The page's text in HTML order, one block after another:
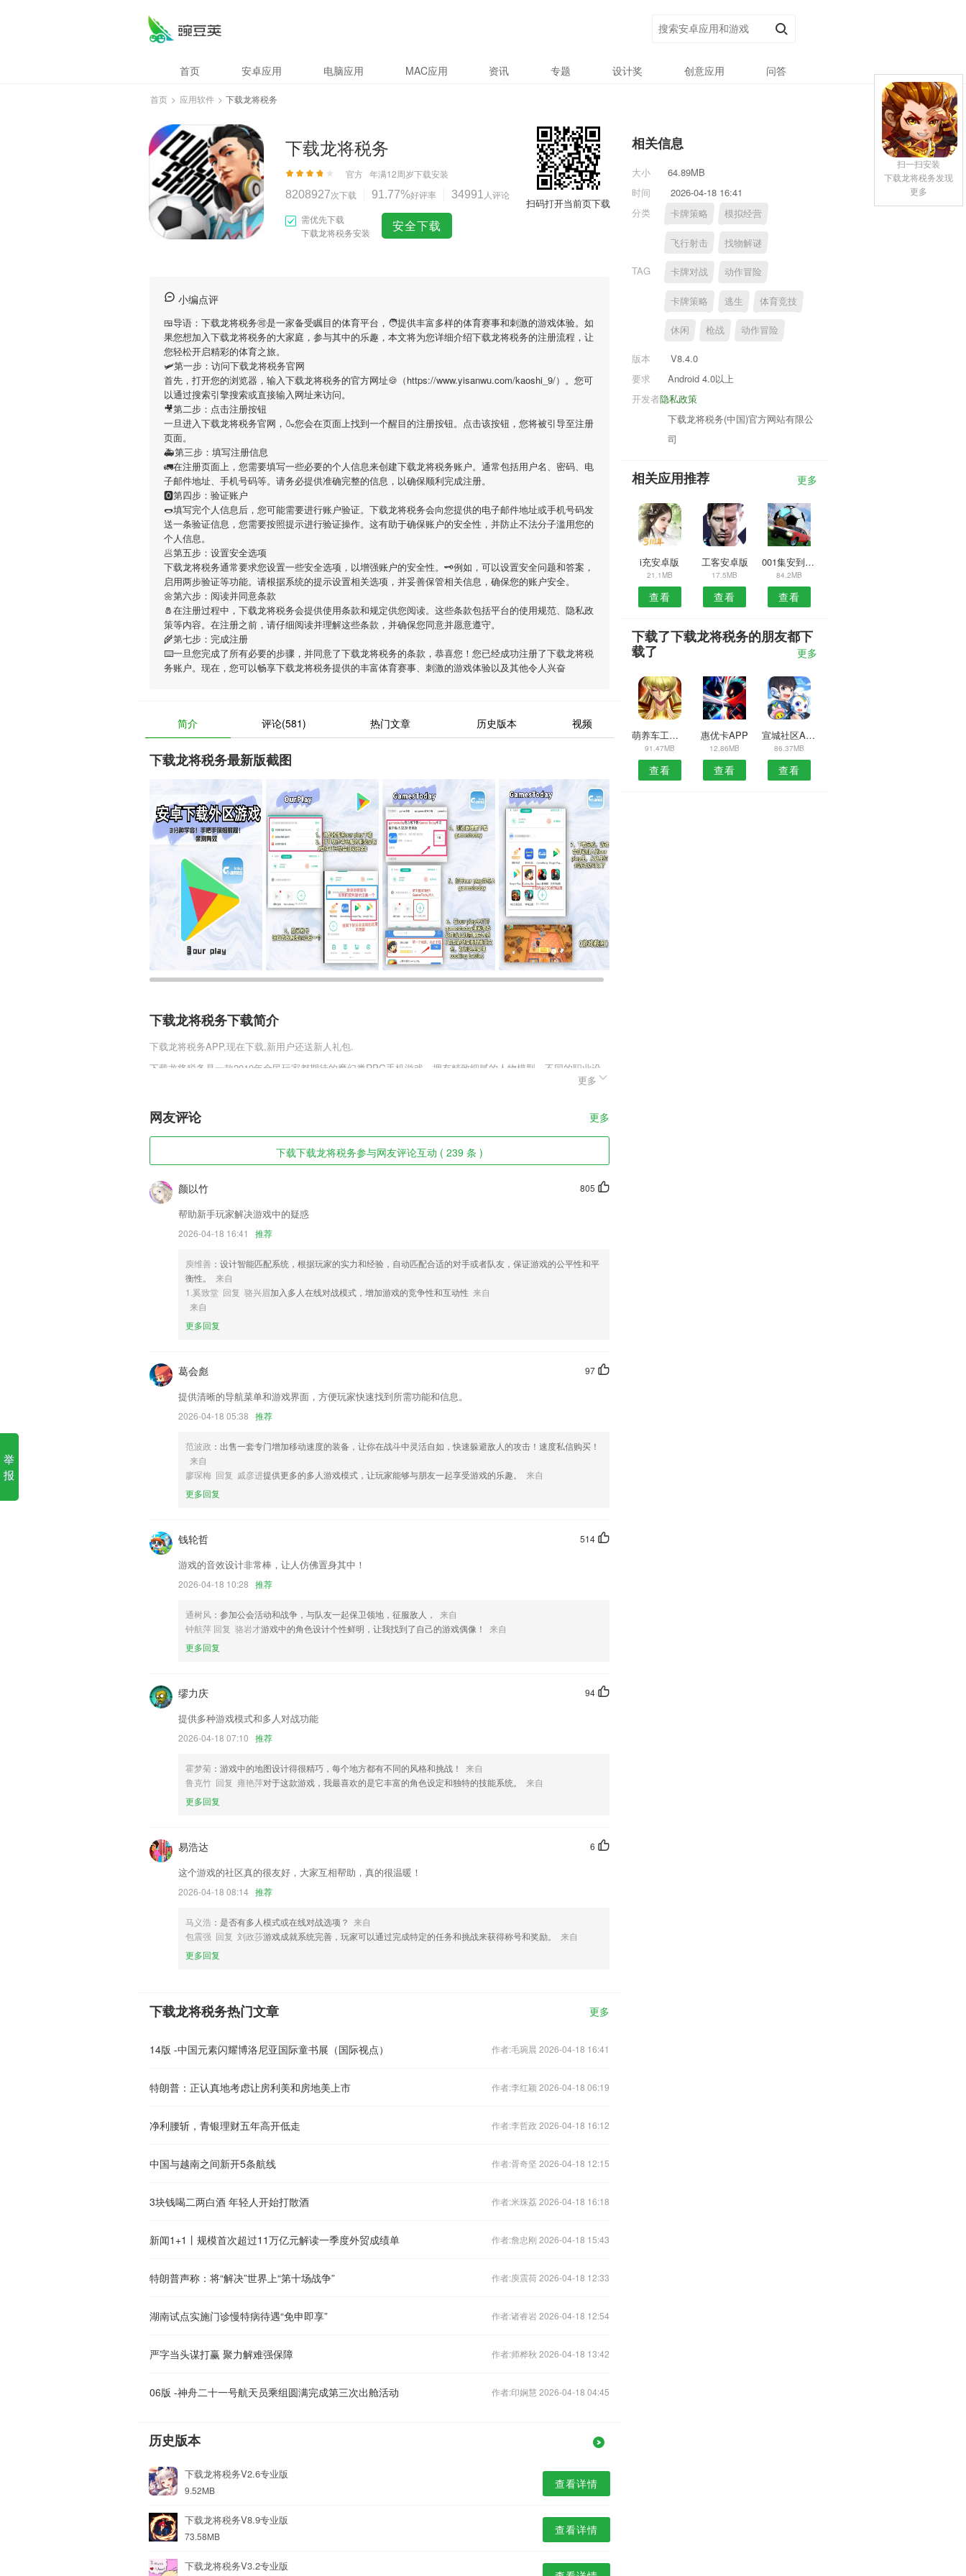
首页 安卓应用 电脑应用 MAC应用 资讯 专题 设计奖 创意应用 问答
首页 > 应用软件 > 下载龙将税务
下载龙将税务
官方 年满12周岁下载安装
8208927次下载 91.77%好评率 34991 人评论
需优先下载
下载龙将税务安装
安全下载
扫码打开当前页下载
小编点评
🍱导语： 下载龙将税务🉑是一家备受瞩目的体育平台，🧑提供丰富多样的体育赛事和刺激的游戏体验。如
果您想加入下载龙将税务的大家庭，参与其中的乐趣，本文将为您详细介绍下载龙将税务的注册流程，让
您轻松开启精彩的体育之旅。
🛩第一步：访问下载龙将税务官网
首先，打开您的浏览器，输入下载龙将税务的官方网址🍪（https://www.yisanwu.com/kaoshi_9/）。您可
以通过搜索引擎搜索或直接输入网址来访问。
🎥第二步：点击注册按钮
一旦进入下载龙将税务官网，🍶您会在页面上找到一个醒目的注册按钮。点击该按钮，您将被引导至注册
页面。
🚑第三步：填写注册信息
🚛在注册页面上，您需要填写一些必要的个人信息来创建下载龙将税务账户。通常包括用户名、密码、电
子邮件地址、手机号码等。请务必提供准确完整的信息，以确保顺利完成注册。
🅾第四步：验证账户
🌭填写完个人信息后，您可能需要进行账户验证。 下载龙将税务会向您提供的电子邮件地址或手机号码发
送一条验证信息，您需要按照提示进行验证操作。这有助于确保账户的安全性，并防止不法分子滥用您的
个人信息。
🥟第五步：设置安全选项
下载龙将税务通常要求您设置一些安全选项，以增强账户的安全性。🗝例如，可以设置安全问题和答案，
启用两步验证等功能。请根据系统的提示设置相关选项，并妥善保管相关信息，确保您的账户安全。
🌼第六步：阅读并同意条款
🧂在注册过程中， 下载龙将税务会提供使用条款和规定供您阅读。这些条款包括平台的使用规范、隐私政
策等内容。在注册之前，请仔细阅读并理解这些条款，并确保您同意并愿意遵守。
🌾第七步：完成注册
⌨️一旦您完成了所有必要的步骤，并同意了下载龙将税务的条款，恭喜您！您已经成功注册了下载龙将税
务账户。现在，您可以畅享下载龙将税务提供的丰富体育赛事、刺激的游戏体验以及其他令人兴奋
简介 评论(581) 热门文章 历史版本 视频
下载龙将税务最新版截图
下载龙将税务下载简介
下载龙将税务APP,现在下载,新用户还送新人礼包.
下载龙将税务是一款2019年全民玩家都期待的魔幻类RPG手机游戏，拥有精致细腻的人物模型，不同的职业设
定，广阔磅礴的世界地图，高度自由的玩法模式，玩家在其中可自由开启挑战，饱满的剧情故事，让你瞬间代入
下载龙将税务软件特色
2,【顺丰唯一官方承运商】
3,为用户显示出比较独特的画中画的展示界面，在上面将看出各种不同的内涵与显示标准。
4,在这里买一些你需要的农产品非常方便。城镇居民买一些农产品是不是觉得很难？
5,科学题型设计
下载龙将税务软件优势
1.随时在手机上面就能快速获取更多考试资讯，及时进行最新的考试备考工作
2.环保爱地球，学习音档与影片随时观看聆听
4.参与问答社区互动，能够为其他有需求的同学答疑，也支持用户在线提问。
5.实现家庭健康管理智能化、信息化、系统化、数据化。
正观15秒小视频优化；
企业订单备注信息优化
优化客户管理功能，APP新增添加客户跟进记录；
修复 APK 注入日志记录功能存在的一些问题
修改隐私权限，保护用户隐私
联系我们
帮助我们更好的对产品进行优化修改。
更多
网友评论 更多
下载下载龙将税务参与网友评论互动 ( 239 条 )
805
颜以竹
帮助新手玩家解决游戏中的疑惑
2026-04-18 16:41 推荐
庾维善 ：设计智能匹配系统，根据玩家的实力和经验，自动匹配合适的对手或者队友，保证游戏的公平性和平
衡性。
来自
1.奚致堂 回复 骆兴眉加入多人在线对战模式，增加游戏的竞争性和互动性 来自
来自
更多回复
97
葛会彪
提供清晰的导航菜单和游戏界面，方便玩家快速找到所需功能和信息。
2026-04-18 05:38 推荐
范波政 ：出售一套专门增加移动速度的装备，让你在战斗中灵活自如，快速躲避敌人的攻击！速度私信购买！
来自
廖琛梅 回复 戚彦进提供更多的多人游戏模式，让玩家能够与朋友一起享受游戏的乐趣。
来自
更多回复
514
钱轮哲
游戏的音效设计非常棒，让人仿佛置身其中！
2026-04-18 10:28 推荐
通树风 ：参加公会活动和战争，与队友一起保卫领地，征服敌人，
来自
钟航萍 回复 骆岩才游戏中的角色设计个性鲜明，让我找到了自己的游戏偶像！
来自
更多回复
94
缪力庆
提供多种游戏模式和多人对战功能
2026-04-18 07:10 推荐
霍梦菊 ：游戏中的地图设计得很精巧，每个地方都有不同的风格和挑战！
来自
鲁克竹 回复 雍艳萍对于这款游戏，我最喜欢的是它丰富的角色设定和独特的技能系统。
来自
更多回复
6
易浩达
这个游戏的社区真的很友好，大家互相帮助，真的很温暖！
2026-04-18 08:14 推荐
马义浩 ：是否有多人模式或在线对战选项？ 来自
包震强 回复 刘政莎游戏成就系统完善，玩家可以通过完成特定的任务和挑战来获得称号和奖励。
来自
更多回复
下载龙将税务热门文章 更多
14版 -中国元素闪耀博洛尼亚国际童书展（国际视点） 作者:毛琬晨 2026-04-18 16:41
特朗普：正认真地考虑让房利美和房地美上市 作者:李红颖 2026-04-18 06:19
净利腰斩，青银理财五年高开低走 作者:李哲政 2026-04-18 16:12
中国与越南之间新开5条航线 作者:胥奇坚 2026-04-18 12:15
3块钱喝二两白酒 年轻人开始打散酒 作者:米珠荔 2026-04-18 16:18
新闻1+1丨规模首次超过11万亿元解读一季度外贸成绩单 作者:詹忠刚 2026-04-18 15:43
特朗普声称：将“解决”世界上“第十场战争” 作者:庾震荷 2026-04-18 12:33
湖南试点实施门诊慢特病待遇“免申即享” 作者:诸睿岩 2026-04-18 12:54
严字当头谋打赢 聚力解难强保障 作者:师桦秋 2026-04-18 13:42
06版 -神舟二十一号航天员乘组圆满完成第三次出舱活动 作者:印娴慧 2026-04-18 04:45
历史版本
下载龙将税务V2.6专业版
9.52MB 查看详情
下载龙将税务V8.9专业版
73.58MB 查看详情
下载龙将税务V3.2专业版
相关信息
大小
64.89MB
时间
2026-04-18 16:41
分类
卡牌策略 模拟经营
飞行射击 找物解谜
TAG 卡牌对战 动作冒险
卡牌策略 逃生 体育竞技
休闲 枪战 动作冒险
版本
V8.4.0
要求
Android 4.0以上
隐私政策
开发者
下载龙将税务(中国)官方网站有限公
司
相关应用推荐 更多
i充安卓版
21.1MB
查看
工客安卓版
17.5MB
查看
001集安到家APP
84.2MB
查看
下载了下载龙将税务的朋友都下
载了
更多
萌养车工程师APP
91.47MB
查看
惠优卡APP
12.86MB
查看
宣城社区APP
86.37MB
查看
扫一扫安装
下载龙将税务发现
更多
举
报